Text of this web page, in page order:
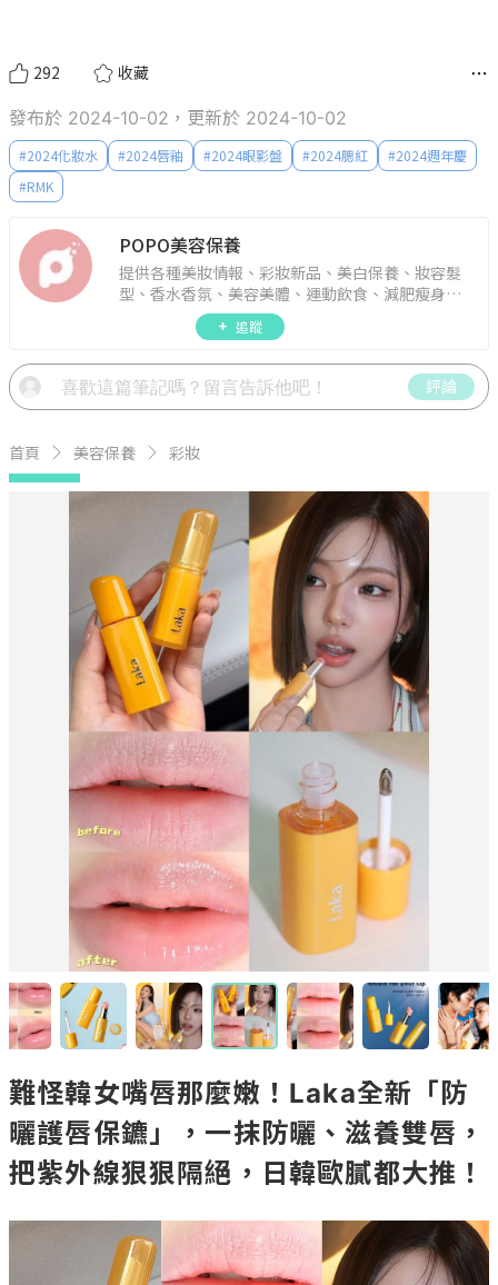
292 收藏
發布於 2024-10-02，更新於 2024-10-02
#2024化妝水 #2024唇釉 #2024眼影盤 #2024腮紅 #2024週年慶
#RMK
POPO美容保養
提供各種美妝情報、彩妝新品、美白保養、妝容髮
型、香水香氛、美容美體、運動飲食、減肥瘦身、
週年慶資訊。
追蹤
評論
首頁 美容保養 彩妝
難怪韓女嘴唇那麼嫩！Laka全新「防
曬護唇保鑣」，一抹防曬、滋養雙唇，
把紫外線狠狠隔絕，日韓歐膩都大推！